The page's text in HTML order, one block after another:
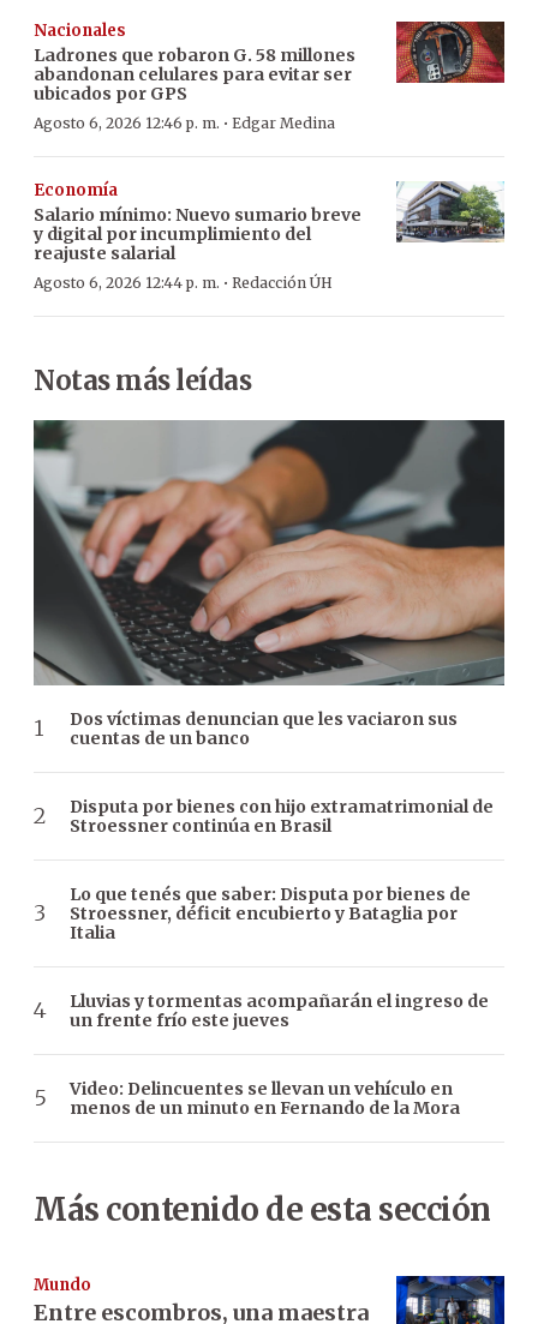
Nacionales
Ladrones que robaron G. 58 millones
abandonan celulares para evitar ser
ubicados por GPS
Agosto 6, 2026 12:46 p. m. · Edgar Medina
Economía
Salario mínimo: Nuevo sumario breve
y digital por incumplimiento del
reajuste salarial
Agosto 6, 2026 12:44 p. m. · Redacción ÚH
Notas más leídas
Dos víctimas denuncian que les vaciaron sus
cuentas de un banco
Disputa por bienes con hijo extramatrimonial de
Stroessner continúa en Brasil
Lo que tenés que saber: Disputa por bienes de
Stroessner, déficit encubierto y Bataglia por
Italia
Lluvias y tormentas acompañarán el ingreso de
un frente frío este jueves
Video: Delincuentes se llevan un vehículo en
menos de un minuto en Fernando de la Mora
Más contenido de esta sección
Mundo
Entre escombros, una maestra